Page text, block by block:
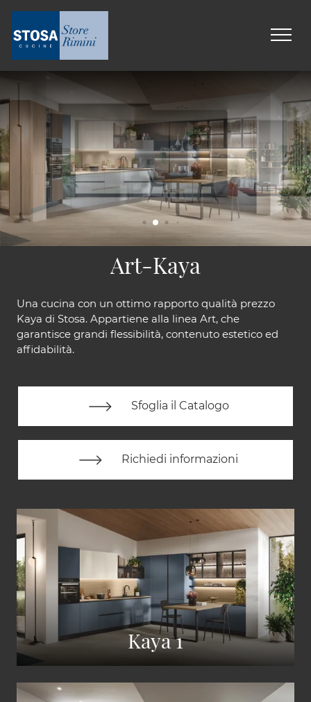
Kaya 1
Art-Kaya
Una cucina con un ottimo rapporto qualità prezzo
Kaya di Stosa. Appartiene alla linea Art, che
garantisce grandi flessibilità, contenuto estetico ed
affidabilità.
Sfoglia il Catalogo
Richiedi informazioni